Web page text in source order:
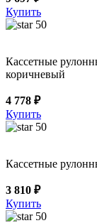
Купить
50
Кассетные
коричневый
4 778 ₽
Купить
50
Кассетные
3 810 ₽
Купить
50